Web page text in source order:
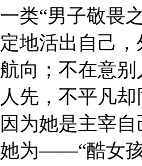
类“男子敬畏
地活出自己
向；不在意
先，不平凡
为她是主宰
为——“酷女